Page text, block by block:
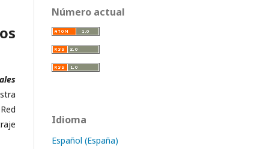
Número actual
Idioma
Español (España)